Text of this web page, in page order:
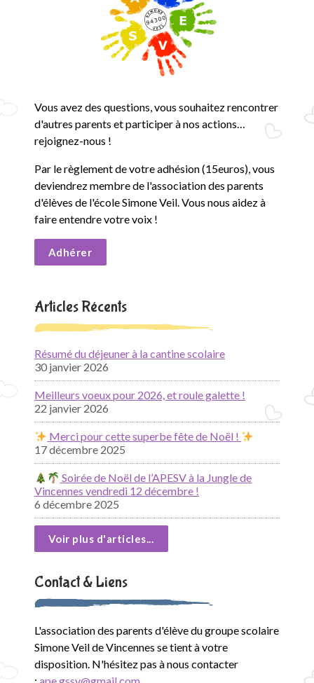
Vous avez des questions, vous souhaitez rencontrer
d'autres parents et participer à nos actions…
rejoignez-nous !
Par le règlement de votre adhésion (15euros), vous
deviendrez membre de l'association des parents
d'élèves de l'école Simone Veil. Vous nous aidez à
faire entendre votre voix !
Adhérer
Articles Récents
Résumé du déjeuner à la cantine scolaire
30 janvier 2026
Meilleurs voeux pour 2026, et roule galette !
22 janvier 2026
Merci pour cette superbe fête de Noël !
17 décembre 2025
Soirée de Noël de l’APESV à la Jungle de
Vincennes vendredi 12 décembre !
6 décembre 2025
Voir plus d'articles...
Contact & Liens
L'association des parents d'élève du groupe scolaire
Simone Veil de Vincennes se tient à votre
disposition. N'hésitez pas à nous contacter